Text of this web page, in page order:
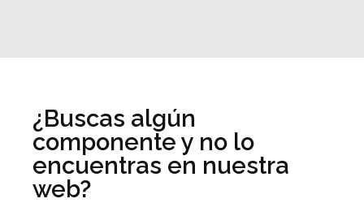
¿Buscas algún
componente y no lo
encuentras en nuestra
web?